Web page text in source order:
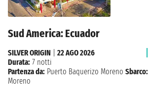
Sud America: Ecuador
SILVER ORIGIN
22 AGO 2026
Durata: 7 notti
Partenza da: Puerto Baquerizo Moreno Sbarco:
Moreno